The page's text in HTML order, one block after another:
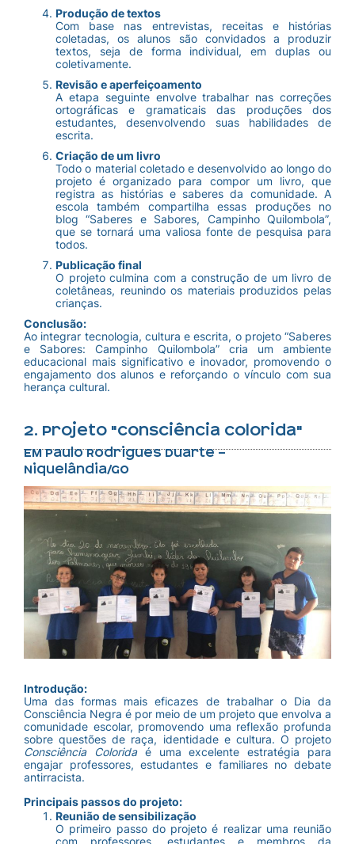
Produção de textos
Com base nas entrevistas, receitas e histórias
coletadas, os alunos são convidados a produzir
textos, seja de forma individual, em duplas ou
coletivamente.
Revisão e aperfeiçoamento
A etapa seguinte envolve trabalhar nas correções
ortográficas e gramaticais das produções dos
estudantes, desenvolvendo suas habilidades de
escrita.
Criação de um livro
Todo o material coletado e desenvolvido ao longo do
projeto é organizado para compor um livro, que
registra as histórias e saberes da comunidade. A
escola também compartilha essas produções no
blog “Saberes e Sabores, Campinho Quilombola”,
que se tornará uma valiosa fonte de pesquisa para
todos.
Publicação final
O projeto culmina com a construção de um livro de
coletâneas, reunindo os materiais produzidos pelas
crianças.
Conclusão:
Ao integrar tecnologia, cultura e escrita, o projeto “Saberes
e Sabores: Campinho Quilombola” cria um ambiente
educacional mais significativo e inovador, promovendo o
engajamento dos alunos e reforçando o vínculo com sua
herança cultural.
2. Projeto "Consciência Colorida"
EM Paulo Rodrigues Duarte –
Niquelândia/GO
Introdução:
Uma das formas mais eficazes de trabalhar o Dia da
Consciência Negra é por meio de um projeto que envolva a
comunidade escolar, promovendo uma reflexão profunda
sobre questões de raça, identidade e cultura. O projeto
Consciência Coloridaé uma excelente estratégia para
engajar professores, estudantes e familiares no debate
antirracista.
Principais passos do projeto:
Reunião de sensibilização
O primeiro passo do projeto é realizar uma reunião
com professores, estudantes e membros da